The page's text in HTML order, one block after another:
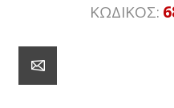
ΚΩΔΙΚΟΣ: